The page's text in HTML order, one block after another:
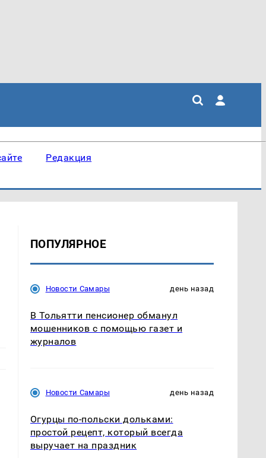
Редакция
ПОПУЛЯРНОЕ
Новости Самары день назад
В Тольятти пенсионер обманул
мошенников с помощью газет и
журналов
Новости Самары день назад
Огурцы по‑польски дольками:
простой рецепт, который всегда
выручает на праздник